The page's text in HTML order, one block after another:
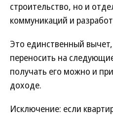
строительство, но и
коммуникаций и
Это единственный
переносить на
получать его можно и
доходе.
Исключение: если